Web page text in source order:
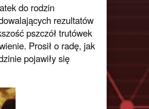
do rodzin
rezultatów
pszczół trutówek
Prosił o radę, jak
pojawiły się